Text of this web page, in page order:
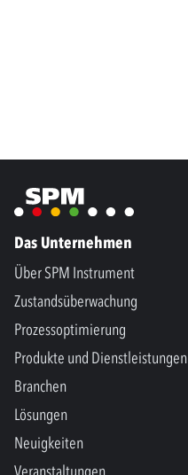
Das Unternehmen
Über SPM Instrument
Zustandsüberwachung
Prozessoptimierung
Produkte und Dienstleistungen
Branchen
Lösungen
Neuigkeiten